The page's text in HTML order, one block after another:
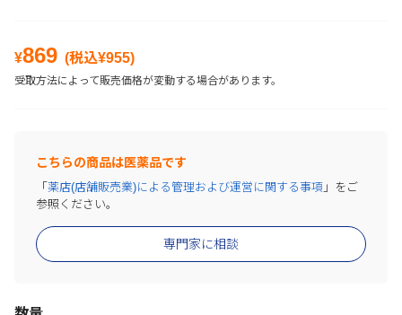
¥869 (税込¥955)
受取方法によって販売価格が変動する場合があります。
こちらの商品は医薬品です
専門家に相談
「 薬店(店舗販売業)による管理および運営に関する事項 」をご
参照ください。